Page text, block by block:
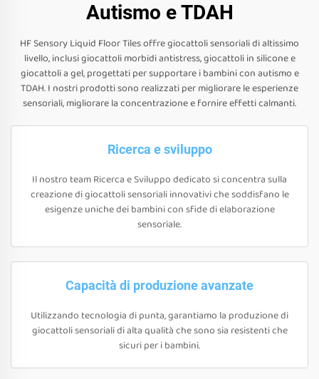
Autismo e TDAH
HF Sensory Liquid Floor Tiles offre giocattoli sensoriali di altissimo
livello, inclusi giocattoli morbidi antistress, giocattoli in silicone e
giocattoli a gel, progettati per supportare i bambini con autismo e
TDAH. I nostri prodotti sono realizzati per migliorare le esperienze
sensoriali, migliorare la concentrazione e fornire effetti calmanti.
Ricerca e sviluppo
Il nostro team Ricerca e Sviluppo dedicato si concentra sulla
creazione di giocattoli sensoriali innovativi che soddisfano le
esigenze uniche dei bambini con sfide di elaborazione
sensoriale.
Capacità di produzione avanzate
Utilizzando tecnologia di punta, garantiamo la produzione di
giocattoli sensoriali di alta qualità che sono sia resistenti che
sicuri per i bambini.